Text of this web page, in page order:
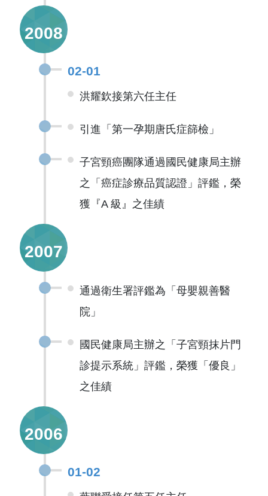
2008
02-01
洪耀欽接第六任主任
引進「第一孕期唐氏症篩檢」
子宮頸癌團隊通過國民健康局主辦
之「癌症診療品質認證」評鑑，榮
獲『A 級』之佳績
2007
通過衛生署評鑑為「母嬰親善醫
院」
國民健康局主辦之「子宮頸抹片門
診提示系統」評鑑，榮獲「優良」
之佳績
2006
01-02